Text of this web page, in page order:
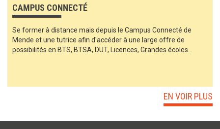
CAMPUS CONNECTÉ
Se former à distance mais depuis le Campus Connecté de
Mende et une tutrice afin d'accéder à une large offre de
possibilités en BTS, BTSA, DUT, Licences, Grandes écoles...
EN VOIR PLUS